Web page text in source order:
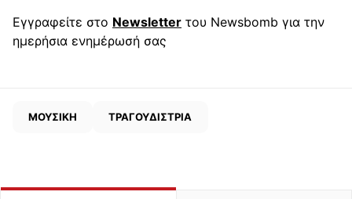
Εγγραφείτε στο Newsletter του Newsbomb για την
ημερήσια ενημέρωσή σας
ΜΟΥΣΙΚΗ ΤΡΑΓΟΥΔΙΣΤΡΙΑ